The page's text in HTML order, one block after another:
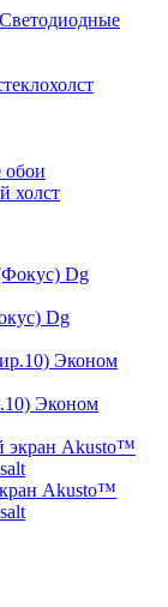
Светодиодные
обои
холст
Dg
Эконом
Akusto™